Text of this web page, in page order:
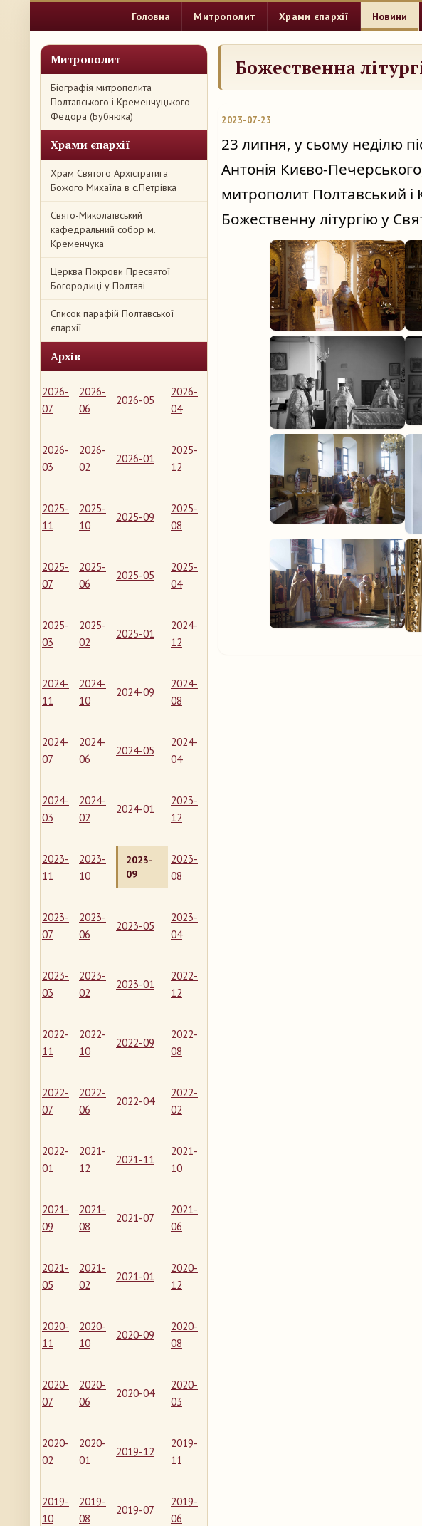
Головна Митрополит Храми єпархії Новини
Митрополит
Біографія митрополита
Полтавського і Кременчуцького
Федора (Бубнюка)
Храми єпархії
Храм Святого Архістратига
Божого Михаїла в с.Петрівка
Свято-Миколаївський
кафедральний собор м.
Кременчука
Церква Покрови Пресвятої
Богородиці у Полтаві
Список парафій Полтавської
єпархії
Архів
2026-
07
2026-
06
2026-05
2026-
04
2026-
03
2026-
02
2026-01
2025-
12
2025-
11
2025-
10
2025-09
2025-
08
2025-
07
2025-
06
2025-05
2025-
04
2025-
03
2025-
02
2025-01
2024-
12
2024-
11
2024-
10
2024-09
2024-
08
2024-
07
2024-
06
2024-05
2024-
04
2024-
03
2024-
02
2024-01
2023-
12
2023-
11
2023-
10
2023-
09
2023-
08
2023-
07
2023-
06
2023-05
2023-
04
2023-
03
2023-
02
2023-01
2022-
12
2022-
11
2022-
10
2022-09
2022-
08
2022-
07
2022-
06
2022-04
2022-
02
2022-
01
2021-
12
2021-11
2021-
10
2021-
09
2021-
08
2021-07
2021-
06
2021-
05
2021-
02
2021-01
2020-
12
2020-
11
2020-
10
2020-09
2020-
08
2020-
07
2020-
06
2020-04
2020-
03
2020-
02
2020-
01
2019-12
2019-
11
2019-
10
2019-
08
2019-07
2019-
06
Божественна
2023-07-23
23 липня, у сьому неділю
Антонія Києво-
митрополит Полтавський
Божественну літургію у